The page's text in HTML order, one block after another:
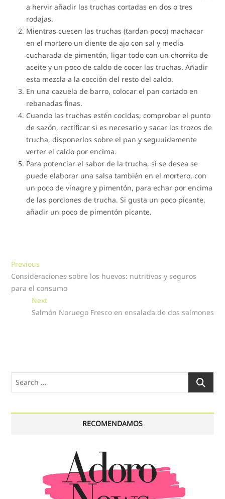
a hervir añadir las truchas cortadas en dos o tres
rodajas.
Mientras cuecen las truchas (tardan poco) machacar
en el mortero un diente de ajo con sal y media
cucharada de pimentón, ligar todo con un chorrito de
aceite y un poco de caldo de cocer las truchas. Añadir
esta mezcla a la cocción del resto del caldo.
En una cazuela de barro, colocar el pan cortado en
rebanadas finas.
Cuando las truchas estén cocidas, comprobar el punto
de sazón, rectificar si es necesario y sacar los trozos de
trucha, disponerlos sobre el pan y seguuidamente
verter el caldo por encima.
Para potenciar el sabor de la trucha, si se desea se
puede elaborar una salsa también en el mortero, con
un poco de vinagre y pimentón, para echar por encima
de las porciones de trucha. Si gusta un poco picante,
añadir un poco de pimentón picante.
Navegación
de
entradas
Previous
post:
Consideraciones sobre los huevos: nutritivos y seguros
para el consumo
NextNext
post:
Salmón Noruego Fresco en ensalada de dos salmones
Search
RECOMENDAMOS